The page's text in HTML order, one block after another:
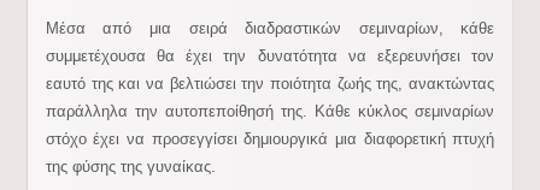
Μέσα από μια σειρά διαδραστικών σεμιναρίων, κάθε
συμμετέχουσα θα έχει την δυνατότητα να εξερευνήσει τον
εαυτό της και να βελτιώσει την ποιότητα ζωής της, ανακτώντας
παράλληλα την αυτοπεποίθησή της. Κάθε κύκλος σεμιναρίων
στόχο έχει να προσεγγίσει δημιουργικά μια διαφορετική πτυχή
της φύσης της γυναίκας.